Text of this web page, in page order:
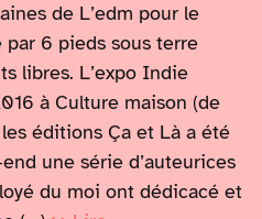
de L’edm pour le
par 6 pieds sous terre
libres. L’expo Indie
à Culture maison (de
éditions Ça et Là a été
une série d’auteurices
du moi ont dédicacé et